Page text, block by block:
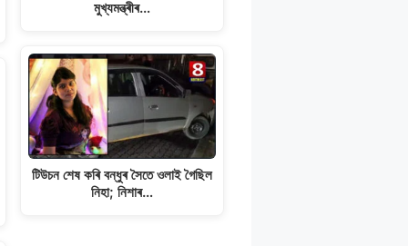
মুখ্যমন্ত্ৰীৰ…
টিউচন শেষ কৰি বন্ধুৰ সৈতে ওলাই গৈছিল
নিহা; নিশাৰ…